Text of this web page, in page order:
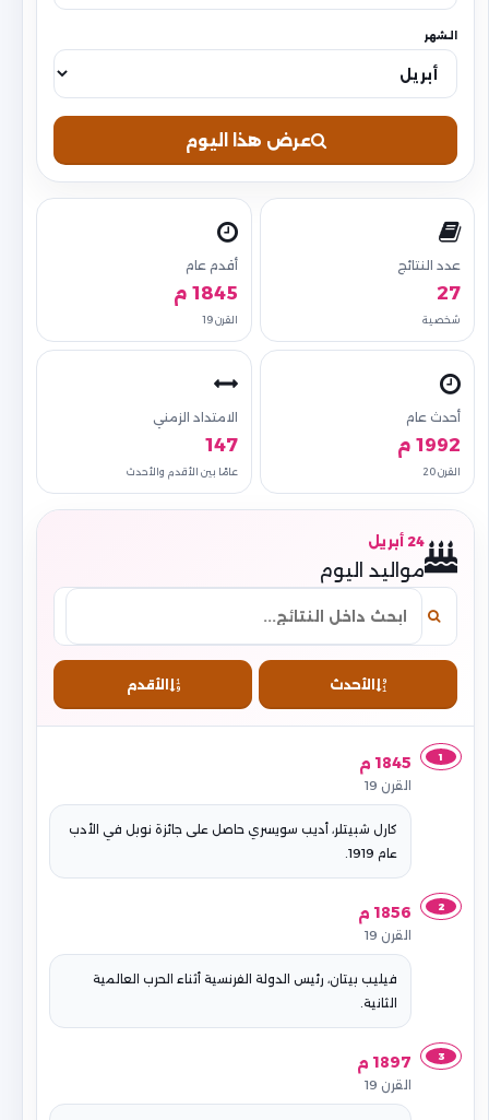
الشهر
عرض هذا اليوم
عدد النتائج
27
شخصية
أقدم عام
1845 م
القرن 19
أحدث عام
1992 م
القرن 20
الامتداد الزمني
147
عامًا بين الأقدم والأحدث
24 أبريل
مواليد اليوم
الأحدث الأقدم
1 1845 م
القرن 19
كارل شبيتلر، أديب سويسري حاصل على جائزة نوبل في الأدب
عام 1919.
2 1856 م
القرن 19
فيليب بيتان، رئيس الدولة الفرنسية أثناء الحرب العالمية
الثانية.
3 1897 م
القرن 19